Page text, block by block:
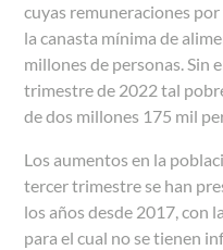
cuyas remuneraciones
la canasta mínima de
millones de personas. Sin
trimestre de 2022 tal
de dos millones 175 mil
Los aumentos en la
tercer trimestre se han
los años desde 2017, con
para el cual no se tienen